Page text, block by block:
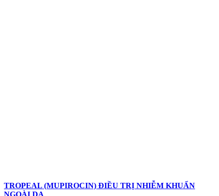
TROPEAL (MUPIROCIN) ĐIỀU TRỊ NHIỄM KHUẨN